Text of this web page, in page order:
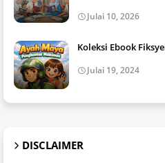
Julai 10, 2026
Koleksi Ebook
Julai 19, 2024
DISCLAIMER